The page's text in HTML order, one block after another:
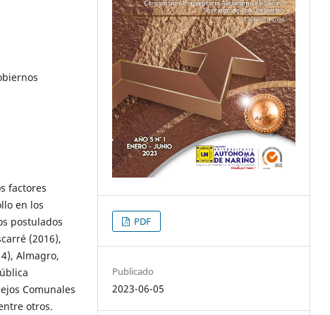
factores
en los
postulados
(2016),
Almagro,
Comunales
otros.
PDF
Publicado
2023-06-05